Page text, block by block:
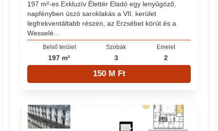
197 m²-es Exkluzív Élettér Eladó egy lenyűgöző,
napfényben úszó saroklakás a VII. kerület
legfrekventáltabb részén, az Erzsébet körút és a
Wesselé...
Belső terület
197 m²
Szobák
3
Emelet
2
150 M Ft